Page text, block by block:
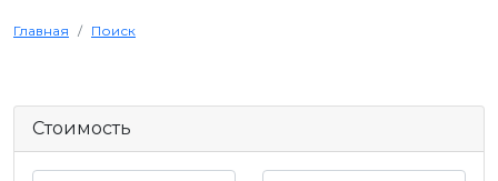
Главная Поиск
Стоимость